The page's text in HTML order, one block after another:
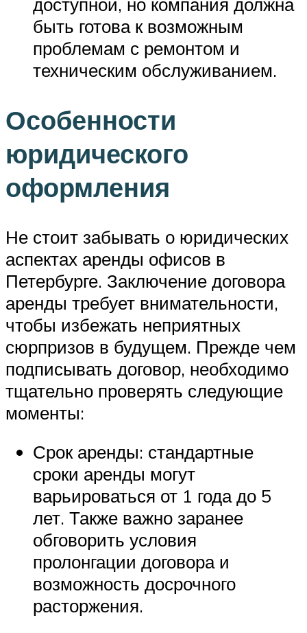
быть готова к возможным
проблемам с ремонтом и
техническим обслуживанием.
Особенности
юридического
оформления
Не стоит забывать о юридических
аспектах аренды офисов в
Петербурге. Заключение договора
аренды требует внимательности,
чтобы избежать неприятных
сюрпризов в будущем. Прежде чем
подписывать договор, необходимо
тщательно проверять следующие
моменты:
Срок аренды: стандартные
сроки аренды могут
варьироваться от 1 года до 5
лет. Также важно заранее
обговорить условия
пролонгации договора и
возможность досрочного
расторжения.